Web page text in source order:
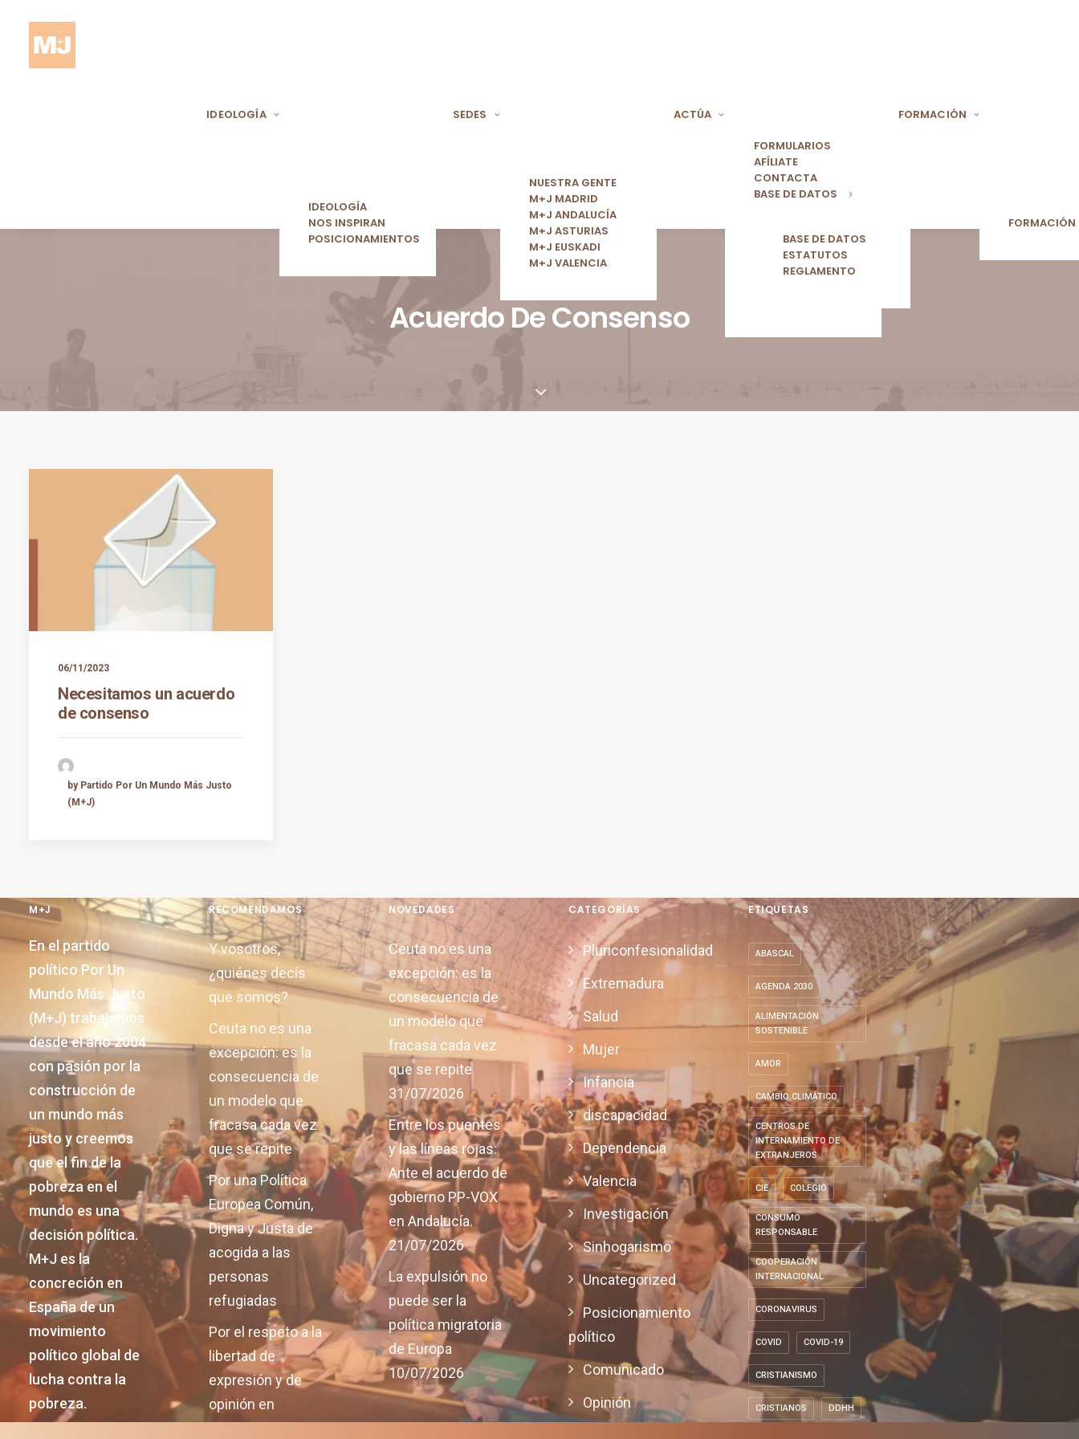
IDEOLOGÍA
IDEOLOGÍA
NOS INSPIRAN
POSICIONAMIENTOS
SEDES
NUESTRA GENTE
M+J MADRID
M+J ANDALUCÍA
M+J ASTURIAS
M+J EUSKADI
M+J VALENCIA
ACTÚA
FORMULARIOS
AFÍLIATE
CONTACTA
BASE DE DATOS
BASE DE DATOS
ESTATUTOS
REGLAMENTO
FORMACIÓN
FORMACIÓN
Acuerdo De Consenso
06/11/2023
Necesitamos un acuerdo
de consenso
by Partido Por Un Mundo Más Justo
(M+J)
M+J
En el partido
político Por Un
Mundo Más Justo
(M+J) trabajamos
desde el año 2004
con pasión por la
construcción de
un mundo más
justo y creemos
que el fin de la
pobreza en el
mundo es una
decisión política.
M+J es la
concreción en
España de un
movimiento
político global de
lucha contra la
pobreza.
RECOMENDAMOS
Y vosotros,
¿quiénes decís
que somos?
Ceuta no es una
excepción: es la
consecuencia de
un modelo que
fracasa cada vez
que se repite
Por una Política
Europea Común,
Digna y Justa de
acogida a las
personas
refugiadas
Por el respeto a la
libertad de
expresión y de
opinión en
NOVEDADES
Ceuta no es una
excepción: es la
consecuencia de
un modelo que
fracasa cada vez
que se repite
31/07/2026
Entre los puentes
y las líneas rojas:
Ante el acuerdo de
gobierno PP-VOX
en Andalucía.
21/07/2026
La expulsión no
puede ser la
política migratoria
de Europa
10/07/2026
CATEGORÍAS
Pluriconfesionalidad
Extremadura
Salud
Mujer
Infancia
discapacidad
Dependencia
Valencia
Investigación
Sinhogarismo
Uncategorized
Posicionamiento
político
Comunicado
Opinión
ETIQUETAS
ABASCAL
AGENDA 2030
ALIMENTACIÓN
SOSTENIBLE
AMOR
CAMBIO CLIMÁTICO
CENTROS DE
INTERNAMIENTO DE
EXTRANJEROS
CIE COLEGIO
CONSUMO
RESPONSABLE
COOPERACIÓN
INTERNACIONAL
CORONAVIRUS
COVID COVID-19
CRISTIANISMO
CRISTIANOS DDHH